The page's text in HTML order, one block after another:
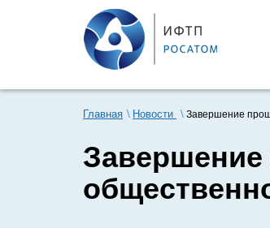
Главная Новости Завершение
Завершение